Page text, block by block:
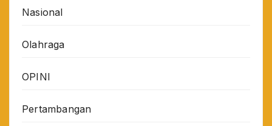
Nasional
Olahraga
OPINI
Pertambangan